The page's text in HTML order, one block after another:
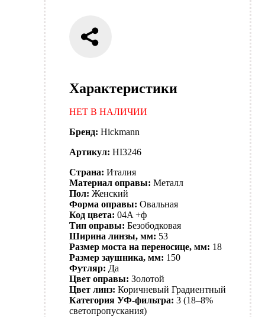
Характеристики
НЕТ В НАЛИЧИИ
Бренд: Hickmann
Артикул: HI3246
Страна: Италия
Материал оправы: Металл
Пол: Женский
Форма оправы: Овальная
Код цвета: 04A +ф
Тип оправы: Безободковая
Ширина линзы, мм: 53
Размер моста на переносице, мм: 18
Размер заушника, мм: 150
Футляр: Да
Цвет оправы: Золотой
Цвет линз: Коричневый Градиентный
Категория УФ-фильтра: 3 (18–8%
светопропускания)